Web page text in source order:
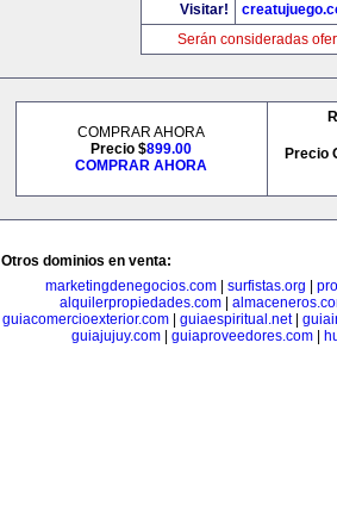
Visitar!
Serán consideradas
COMPRAR AHORA
Precio $899.00
COMPRAR AHORA
Precio
Otros dominios en venta:
marketingdenegocios.com| surfistas.org
alquilerpropiedades.com
guiacomercioexterior.com| guiaespiritual.net|
guiajujuy.com| guiaproveedores.com|